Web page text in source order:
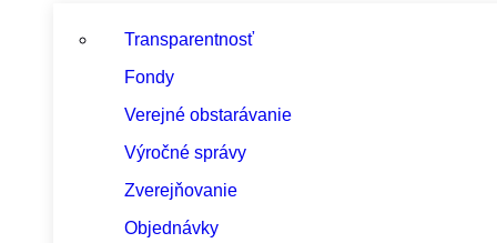
Transparentnosť
Fondy
Verejné obstarávanie
Výročné správy
Zverejňovanie
Objednávky